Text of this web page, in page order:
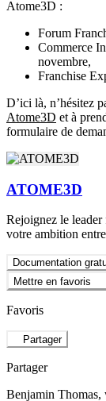
Atome3D :
Forum
Commerce
novembre,
Franchise
D’ici là, n’hésitez
Atome3D et à
formulaire de
ATOME3D
Rejoignez le leader
votre ambition
Documentation
Mettre en favoris
Favoris
Partager
Partager
Benjamin Thomas,